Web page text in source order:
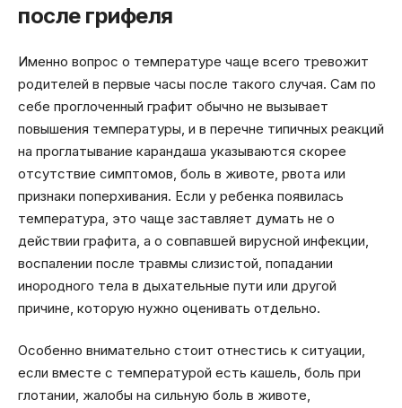
после грифеля
Именно вопрос о температуре чаще всего тревожит
родителей в первые часы после такого случая. Сам по
себе проглоченный графит обычно не вызывает
повышения температуры, и в перечне типичных реакций
на проглатывание карандаша указываются скорее
отсутствие симптомов, боль в животе, рвота или
признаки поперхивания. Если у ребенка появилась
температура, это чаще заставляет думать не о
действии графита, а о совпавшей вирусной инфекции,
воспалении после травмы слизистой, попадании
инородного тела в дыхательные пути или другой
причине, которую нужно оценивать отдельно.
Особенно внимательно стоит отнестись к ситуации,
если вместе с температурой есть кашель, боль при
глотании, жалобы на сильную боль в животе,